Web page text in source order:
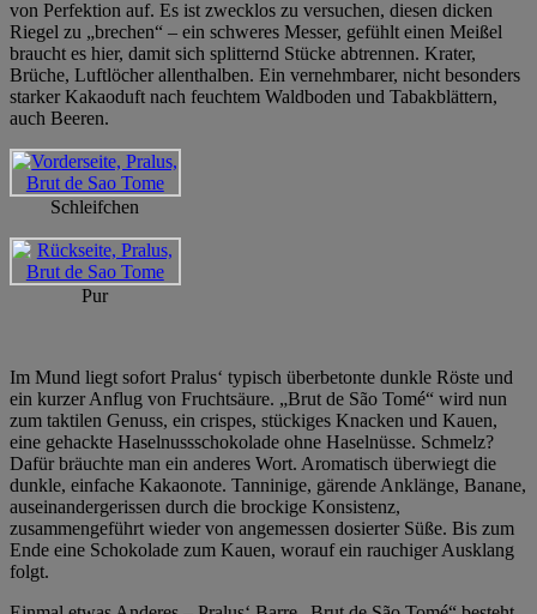
von Perfektion auf. Es ist zwecklos zu versuchen, diesen dicken
Riegel zu „brechen“ – ein schweres Messer, gefühlt einen Meißel
braucht es hier, damit sich splitternd Stücke abtrennen. Krater,
Brüche, Luftlöcher allenthalben. Ein vernehmbarer, nicht besonders
starker Kakaoduft nach feuchtem Waldboden und Tabakblättern,
auch Beeren.
Schleifchen
Pur
Im Mund liegt sofort Pralus‘ typisch überbetonte dunkle Röste und
ein kurzer Anflug von Fruchtsäure. „Brut de São Tomé“ wird nun
zum taktilen Genuss, ein crispes, stückiges Knacken und Kauen,
eine gehackte Haselnussschokolade ohne Haselnüsse. Schmelz?
Dafür bräuchte man ein anderes Wort. Aromatisch überwiegt die
dunkle, einfache Kakaonote. Tanninige, gärende Anklänge, Banane,
auseinandergerissen durch die brockige Konsistenz,
zusammengeführt wieder von angemessen dosierter Süße. Bis zum
Ende eine Schokolade zum Kauen, worauf ein rauchiger Ausklang
folgt.